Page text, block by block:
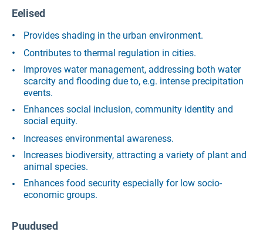
Eelised
Provides shading in the urban environment.
Contributes to thermal regulation in cities.
Improves water management, addressing both water
scarcity and flooding due to, e.g. intense precipitation
events.
Enhances social inclusion, community identity and
social equity.
Increases environmental awareness.
Increases biodiversity, attracting a variety of plant and
animal species.
Enhances food security especially for low socio-
economic groups.
Puudused